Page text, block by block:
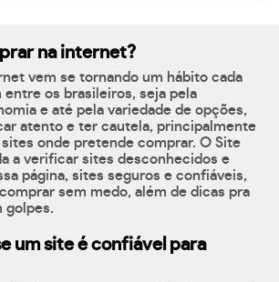
na internet?
vem se tornando um hábito cada
entre os brasileiros, seja pela
e até pela variedade de opções,
atento e ter cautela, principalmente
onde pretende comprar. O Site
a verificar sites desconhecidos e
página, sites seguros e confiáveis,
sem medo, além de dicas pra
golpes.
um site é confiável para